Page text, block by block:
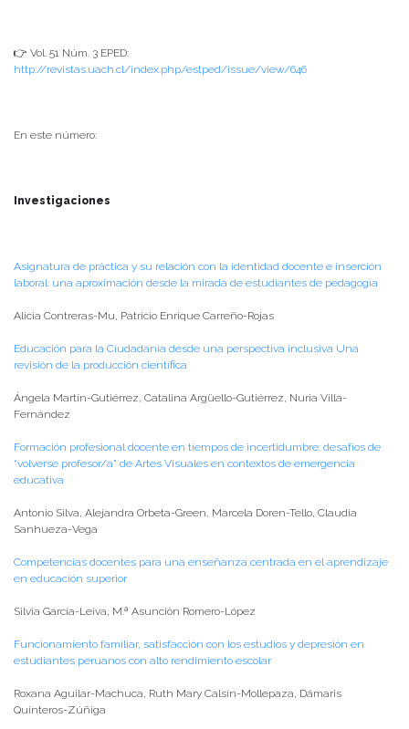
👉 Vol. 51 Núm. 3 EPED:
http://revistas.uach.cl/index.php/estped/issue/view/646
En este número:
Investigaciones
Asignatura de práctica y su relación con la identidad docente e inserción
laboral: una aproximación desde la mirada de estudiantes de pedagogía
Alicia Contreras-Mu, Patricio Enrique Carreño-Rojas
Educación para la Ciudadanía desde una perspectiva inclusiva Una
revisión de la producción científica
Ángela Martín-Gutiérrez, Catalina Argüello-Gutiérrez, Nuria Villa-
Fernández
Formación profesional docente en tiempos de incertidumbre: desafíos de
“volverse profesor/a” de Artes Visuales en contextos de emergencia
educativa
Antonio Silva, Alejandra Orbeta-Green, Marcela Doren-Tello, Claudia
Sanhueza-Vega
Competencias docentes para una enseñanza centrada en el aprendizaje
en educación superior
Silvia García-Leiva, M.ª Asunción Romero-López
Funcionamiento familiar, satisfacción con los estudios y depresión en
estudiantes peruanos con alto rendimiento escolar
Roxana Aguilar-Machuca, Ruth Mary Calsín-Mollepaza, Dámaris
Quinteros-Zúñiga